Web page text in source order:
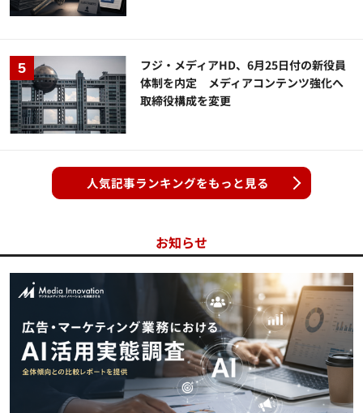
フジ・メディアHD、6月25日付の新役員
体制を内定 メディアコンテンツ強化へ
取締役構成を変更
人気記事ランキングをもっと見る
お知らせ